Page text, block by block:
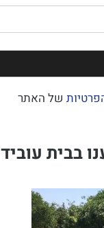
של האתר
בבית עוביד